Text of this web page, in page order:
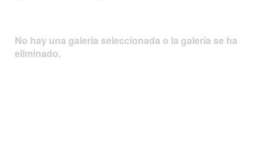
No hay una galería seleccionada o la galería se ha
eliminado.